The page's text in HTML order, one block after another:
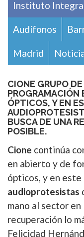
Instituto
Audífonos
Madrid
CIONE GRUPO
PROGRAMACIÓN
ÓPTICOS, Y EN
BUSCA DE UNA
POSIBLE.
Cione continúa
en abierto y de
ópticos, y en este
audioprotesistas
mano al sector
recuperación lo
Felicidad